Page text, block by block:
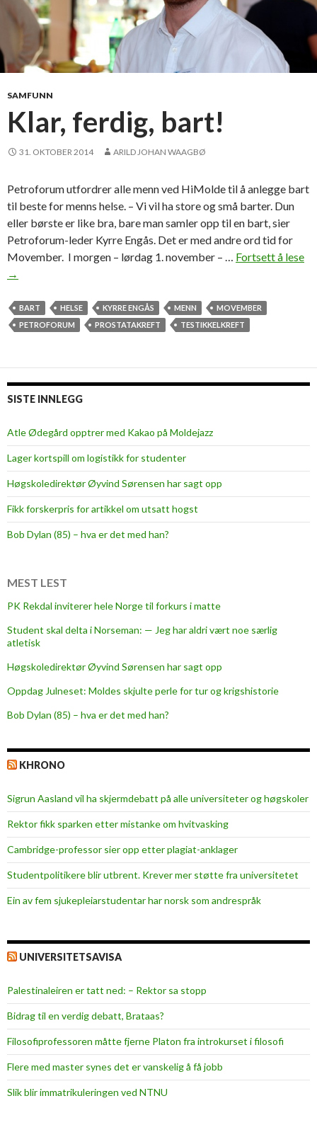
p
i
l
l
SAMFUNN
Klar, ferdig, bart!
31. OKTOBER 2014 ARILD JOHAN WAAGBØ
Petroforum utfordrer alle menn ved HiMolde til å anlegge bart
til beste for menns helse. – Vi vil ha store og små barter. Dun
eller børste er like bra, bare man samler opp til en bart, sier
Petroforum-leder Kyrre Engås. Det er med andre ord tid for
Movember. I morgen – lørdag 1. november – … Fortsett å lese
,
r
→
BART HELSE KYRRE ENGÅS MENN
MOVEMBER
PETROFORUM
PROSTATAKREFT TESTIKKELKREFT
SISTE INNLEGG
Atle Ødegård opptrer med Kakao på Moldejazz
Lager kortspill om logistikk for studenter
Høgskoledirektør Øyvind Sørensen har sagt opp
Fikk forskerpris for artikkel om utsatt hogst
Bob Dylan (85) – hva er det med han?
MEST LEST
PK Rekdal inviterer hele Norge til forkurs i matte
Student skal delta i Norseman: — Jeg har aldri vært noe særlig
atletisk
Høgskoledirektør Øyvind Sørensen har sagt opp
Oppdag Julneset: Moldes skjulte perle for tur og krigshistorie
Bob Dylan (85) – hva er det med han?
KHRONO
Sigrun Aasland vil ha skjerm­debatt på alle universiteter og høgskoler
Rektor fikk sparken etter mistanke om hvitvasking
Cambridge-professor sier opp etter plagiat-anklager
Studentpolitikere blir utbrent. Krever mer støtte fra universitetet
Ein av fem sjukepleiar­studentar har norsk som andrespråk
UNIVERSITETSAVISA
Palestinaleiren er tatt ned: – Rektor sa stopp
Bidrag til en verdig debatt, Brataas?
Filosofiprofessoren måtte fjerne Platon fra introkurset i filosofi
Flere med master synes det er vanskelig å få jobb
Slik blir immatrikuleringen ved NTNU